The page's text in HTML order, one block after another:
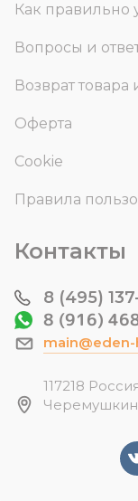
Как правильно
Вопросы и
Возврат
Оферта
Cookie
Правила
Контакты
8 (495)
8 (916)
117218